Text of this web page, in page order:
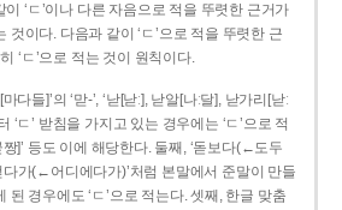
이 ‘ㄷ’이나 다른 자음으로 적을 뚜렷한 근거가
것이다. 다음과 같이 ‘ㄷ’으로 적을 뚜렷한 근
‘ㄷ’으로 적는 것이 원칙이다.
다들]’의 ‘맏-’, ‘낟[낟ː], 낟알[나ː달], 낟가리[낟ː
‘ㄷ’ 받침을 가지고 있는 경우에는 ‘ㄷ’으로 적
짱]’ 등도 이에 해당한다. 둘째, ‘돋보다(←도두
가(←어디에다가)’처럼 본말에서 준말이 만들
된 경우에도 ‘ㄷ’으로 적는다. 셋째, 한글 맞춤